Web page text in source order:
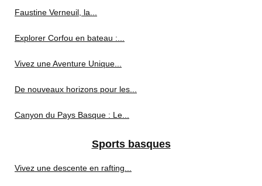
Faustine Verneuil, la...
Explorer Corfou en bateau :...
Vivez une Aventure Unique...
De nouveaux horizons pour les...
Canyon du Pays Basque : Le...
Sports basques
Vivez une descente en rafting...